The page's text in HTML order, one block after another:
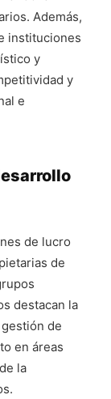
Además,
instituciones
y
y
e
de lucro
de
destacan la
de
en áreas
la